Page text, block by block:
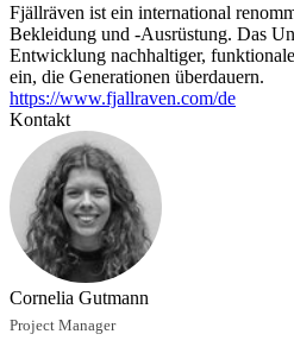
Fjällräven ist ein international
Bekleidung und -Ausrüstung. Das
Entwicklung nachhaltiger,
ein, die Generationen überdauern.
https://www.fjallraven.com/de
Kontakt
Cornelia Gutmann
Project Manager